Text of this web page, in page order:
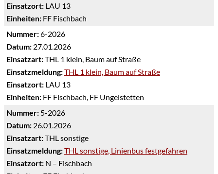
Einsatzort: LAU 13
Einheiten: FF Fischbach
Nummer:6-2026
Datum: 27.01.2026
Einsatzart:THL 1 klein, Baum auf Straße
Einsatzmeldung:THL 1 klein, Baum auf Straße
Einsatzort: LAU 13
Einheiten: FF Fischbach, FF Ungelstetten
Nummer: 5-2026
Datum: 26.01.2026
Einsatzart:THL sonstige
Einsatzmeldung:THL sonstige, Linienbus festgefahren
Einsatzort: N – Fischbach